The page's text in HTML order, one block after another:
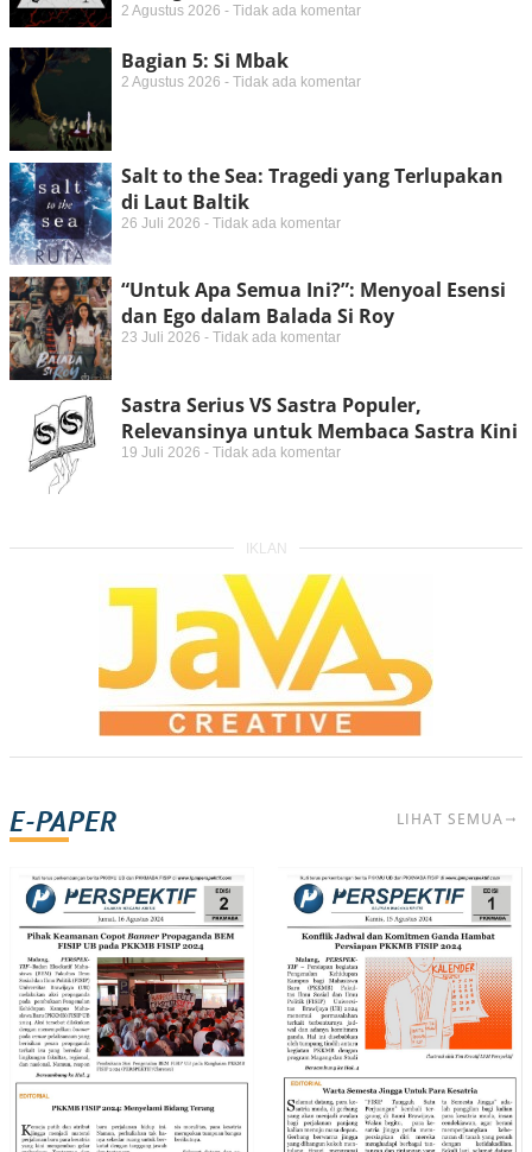
2 Agustus 2026 Tidak ada komentar
Bagian 5: Si Mbak
2 Agustus 2026 Tidak ada komentar
Salt to the Sea: Tragedi yang Terlupakan
di Laut Baltik
26 Juli 2026 Tidak ada komentar
“Untuk Apa Semua Ini?”: Menyoal Esensi
dan Ego dalam Balada Si Roy
23 Juli 2026 Tidak ada komentar
Sastra Serius VS Sastra Populer,
Relevansinya untuk Membaca Sastra Kini
19 Juli 2026 Tidak ada komentar
IKLAN
E-PAPER LIHAT SEMUA